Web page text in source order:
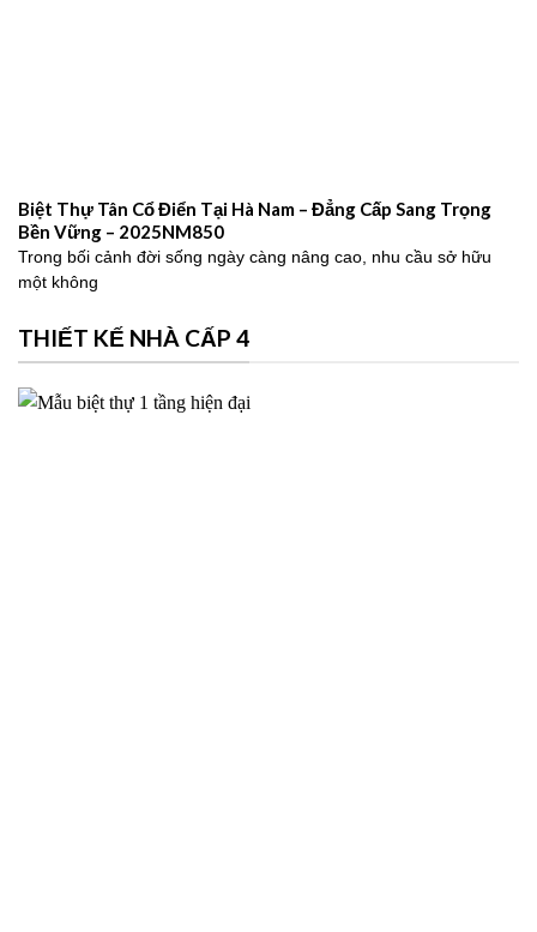
Biệt Thự Tân Cổ Điển Tại Hà Nam – Đẳng Cấp Sang Trọng
Bền Vững – 2025NM850
Trong bối cảnh đời sống ngày càng nâng cao, nhu cầu sở hữu
một không
THIẾT KẾ NHÀ CẤP 4